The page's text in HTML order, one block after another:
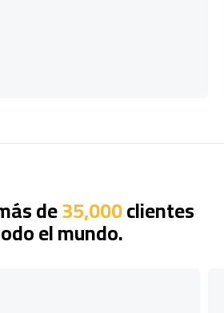
de35,000clientes
el mundo.